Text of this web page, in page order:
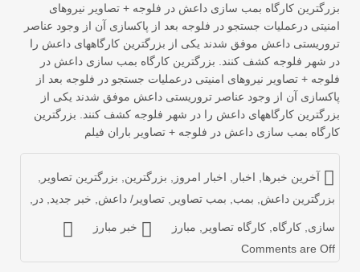
کارگاه بمب سازی داعش در فلوجه + تصاویر نیروهای
درعملیات جستجو در فلوجه بعد از پاکسازی آن از وجود عناصر
داعش موفق شدند یکی از بزرگترین کارگاههای داعش را
شهر فلوجه کشف کنند. بزرگترین کارگاه بمب سازی داعش در
+ تصاویر نیروهای امنیتی درعملیات جستجو در فلوجه بعد از
آن از وجود عناصر تروریستی داعش موفق شدند یکی از
کارگاههای داعش را در شهر فلوجه کشف کنند. بزرگترین
بمب سازی داعش در فلوجه + تصاویر باران فیلم
آخرین خبرها ,اخبار ,اخبار امروز,بزرگترین,بزرگترین تصاویر,
بزرگترین داعش,بمب ,بمب تصاویر,تصاویر/ داعش,خبر جدید ,در,
سازی,کارگاه,کارگاه تصاویر,مبارز
خبر مبارز
Comments are Off